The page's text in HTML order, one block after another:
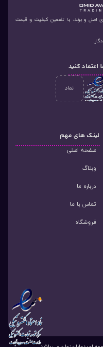
اصل و برند، با تضمین کیفیت و قیمت
اعتماد کنید
لینک های مهم
صفحه اصلی
وبلاگ
درباره ما
تماس با ما
فروشگاه